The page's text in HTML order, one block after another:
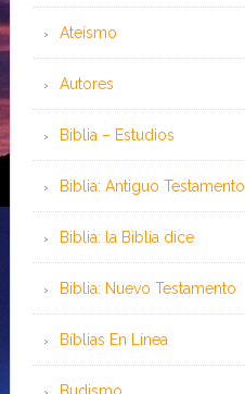
Ateísmo
Autores
Biblia – Estudios
Biblia: Antiguo Testamento
Biblia: la Biblia dice
Biblia: Nuevo Testamento
Bíblias En Línea